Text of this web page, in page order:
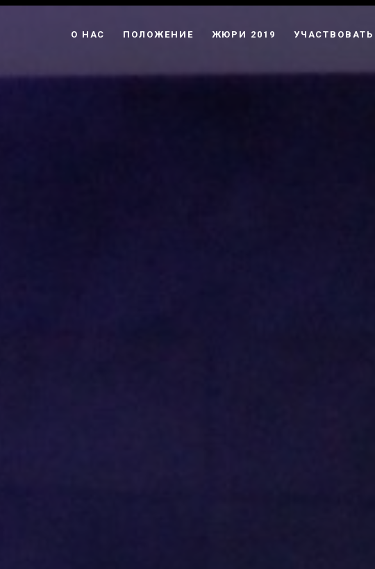
О НАС ПОЛОЖЕНИЕ ЖЮРИ 2019 УЧАСТВОВАТЬ